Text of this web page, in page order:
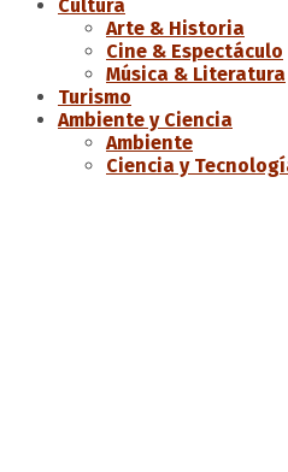
Cultura
Arte & Historia
Cine & Espectáculo
Música & Literatura
Turismo
Ambiente y Ciencia
Ambiente
Ciencia y